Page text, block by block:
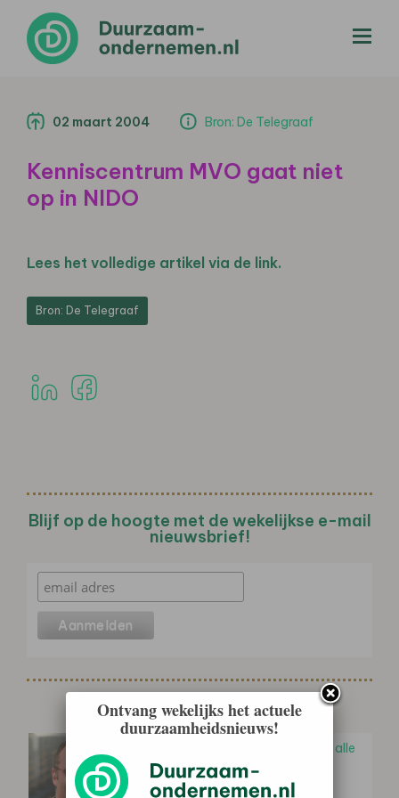
02 maart 2004 Bron: De Telegraaf
Kenniscentrum MVO gaat niet
op in NIDO
Lees het volledige artikel via de link.
Bron: De Telegraaf
Blijf op de hoogte met de wekelijkse e-mail
nieuwsbrief!
Gerelateerd nieuws
Maarten van der Zee (WUR): 'Niet alle
biobased plastics zijn biologisch
afbreekbaar, en dat…
Ontvang wekelijks het actuele
duurzaamheidsnieuws!